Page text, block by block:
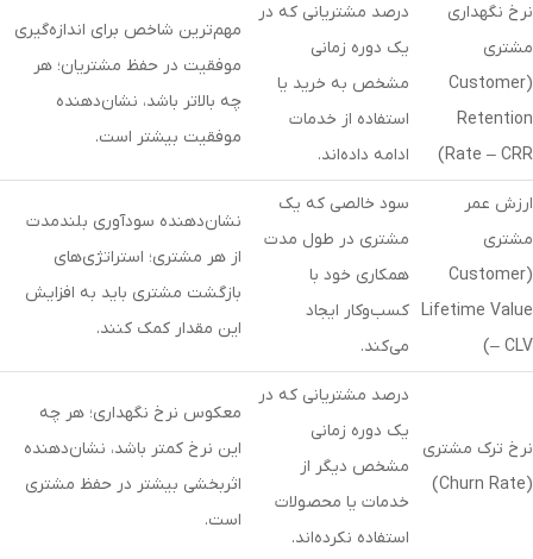
نرخ نگهداری
مشتری
(
Customer
Retention
Rate – CRR
)
درصد مشتریانی که در
یک دوره زمانی
مشخص به خرید یا
استفاده از خدمات
ادامه داده‌اند.
مهم‌ترین شاخص برای اندازه‌گیری
موفقیت در حفظ مشتریان؛ هر
چه بالاتر باشد، نشان‌دهنده
موفقیت بیشتر است.
ارزش عمر
مشتری
(
Customer
Lifetime Value
– CLV
)
سود خالصی که یک
مشتری در طول مدت
همکاری خود با
کسب‌وکار ایجاد
می‌کند.
نشان‌دهنده سودآوری بلندمدت
از هر مشتری؛ استراتژی‌های
بازگشت مشتری باید به افزایش
این مقدار کمک کنند.
نرخ ترک مشتری
(
Churn Rate
)
درصد مشتریانی که در
یک دوره زمانی
مشخص دیگر از
خدمات یا محصولات
استفاده نکرده‌اند.
معکوس نرخ نگهداری؛ هر چه
این نرخ کمتر باشد، نشان‌دهنده
اثربخشی بیشتر در حفظ مشتری
است.